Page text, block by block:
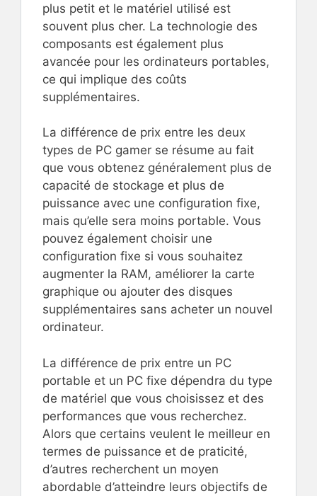
plus petit et le matériel utilisé est
souvent plus cher. La technologie des
composants est également plus
avancée pour les ordinateurs portables,
ce qui implique des coûts
supplémentaires.
La différence de prix entre les deux
types de PC gamer se résume au fait
que vous obtenez généralement plus de
capacité de stockage et plus de
puissance avec une configuration fixe,
mais qu’elle sera moins portable. Vous
pouvez également choisir une
configuration fixe si vous souhaitez
augmenter la RAM, améliorer la carte
graphique ou ajouter des disques
supplémentaires sans acheter un nouvel
ordinateur.
La différence de prix entre un PC
portable et un PC fixe dépendra du type
de matériel que vous choisissez et des
performances que vous recherchez.
Alors que certains veulent le meilleur en
termes de puissance et de praticité,
d’autres recherchent un moyen
abordable d’atteindre leurs objectifs de